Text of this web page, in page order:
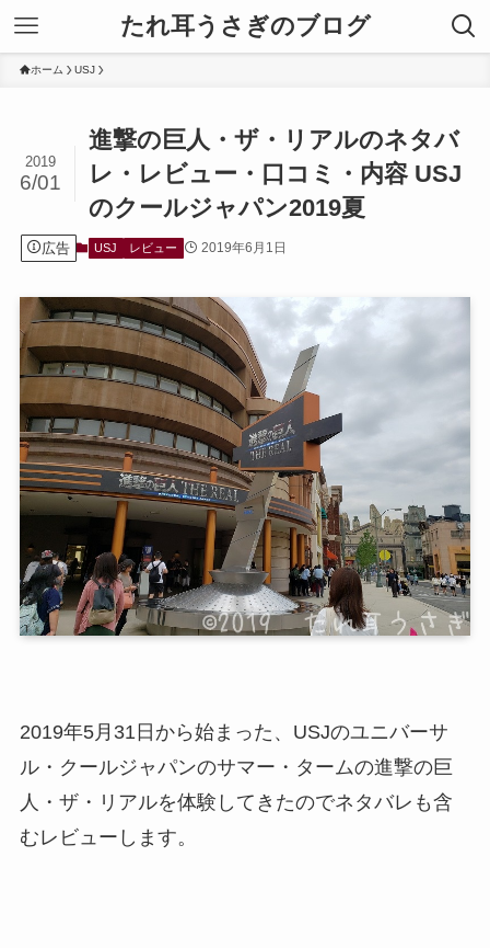
たれ耳うさぎのブログ
ホーム USJ
進撃の巨人・ザ・リアルのネタバ
レ・レビュー・口コミ・内容 USJ
のクールジャパン2019夏
2019
6/01
広告 USJ レビュー 2019年6月1日
2019年5月31日から始まった、USJのユニバーサ
ル・クールジャパンのサマー・タームの進撃の巨
人・ザ・リアルを体験してきたのでネタバレも含
むレビューします。